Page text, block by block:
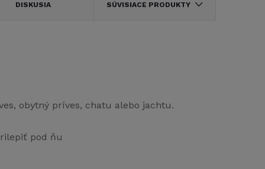
DISKUSIA SÚVISIACE PRODUKTY
obytný príves, chatu alebo jachtu.
pod ňu